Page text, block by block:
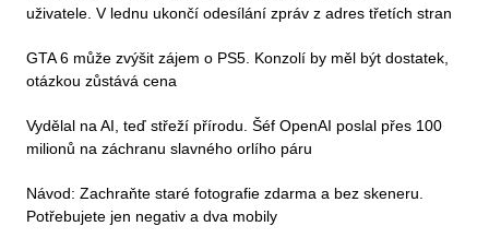
uživatele. V lednu ukončí odesílání zpráv z adres třetích stran
GTA 6 může zvýšit zájem o PS5. Konzolí by měl být dostatek,
otázkou zůstává cena
Vydělal na AI, teď střeží přírodu. Šéf OpenAI poslal přes 100
milionů na záchranu slavného orlího páru
Návod: Zachraňte staré fotografie zdarma a bez skeneru.
Potřebujete jen negativ a dva mobily